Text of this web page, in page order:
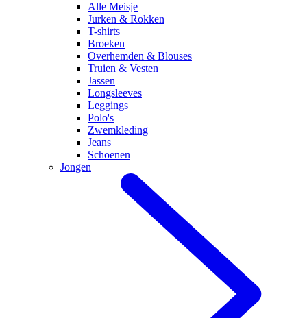
Alle Meisje
Jurken & Rokken
T-shirts
Broeken
Overhemden & Blouses
Truien & Vesten
Jassen
Longsleeves
Leggings
Polo's
Zwemkleding
Jeans
Schoenen
Jongen